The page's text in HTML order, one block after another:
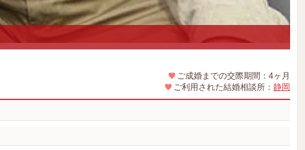
ご成婚までの交際期間：4ヶ月
ご利用された結婚相談所： 静岡